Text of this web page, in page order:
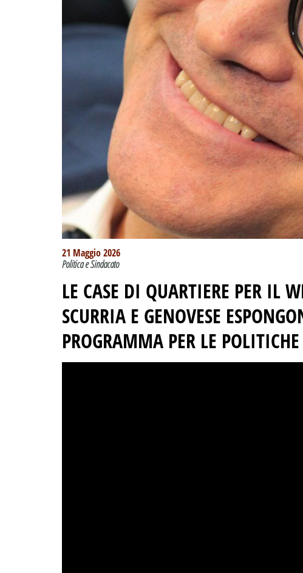
21 Maggio 2026
Politica e Sindacato
LE CASE DI QUARTIERE PER IL
SCURRIA E GENOVESE
PROGRAMMA PER LE